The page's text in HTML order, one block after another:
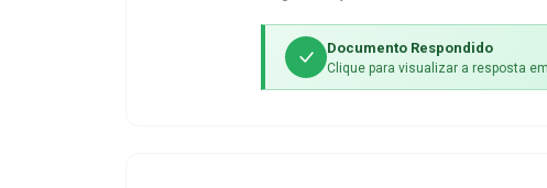
Documento Respondido
Clique para visualizar a resposta